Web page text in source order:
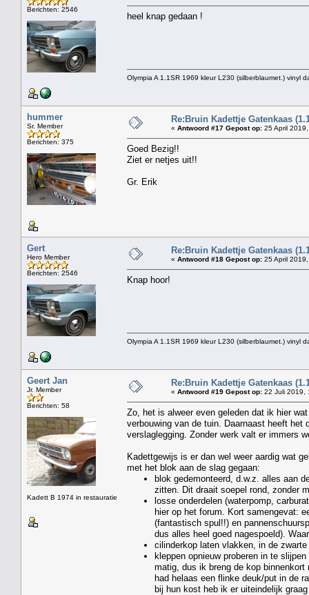
Berichten: 2546
heel knap gedaan !
Olympia A 1.1SR 1969 kleur L230 (silberblaumet.) vinyl
hummer
Sr. Member
Berichten: 375
Re:Bruin Kadettje Gatenkaas
« Antwoord #17 Gepost op: 25 April
Goed Bezig!!
Ziet er netjes uit!!
Gr. Erik
Gert
Hero Member
Berichten: 2546
Re:Bruin Kadettje Gatenkaas
« Antwoord #18 Gepost op: 25 April
Knap hoor!
Olympia A 1.1SR 1969 kleur L230 (silberblaumet.) vinyl
Geert Jan
Jr. Member
Berichten: 58
Kadett B 1974 in restauratie
Re:Bruin Kadettje Gatenkaas
« Antwoord #19 Gepost op: 22 Juli 2019,
Zo, het is alweer even geleden dat ik hier
verbouwing van de tuin. Daarnaast heeft het
verslaglegging. Zonder werk valt er immers
Kadettgewijs is er dan wel weer aardig wat
met het blok aan de slag gegaan:
blok gedemonteerd, d.w.z. alles aan
zitten. Dit draait soepel rond, zonder
losse onderdelen (waterpomp,
hier op het forum. Kort samengevat:
(fantastisch spul!!) en
dus alles heel goed nagespoeld).
cilinderkop laten vlakken, in de
kleppen opnieuw proberen in te
matig, dus ik breng de kop
had helaas een flinke deuk/put in de
bij hun kost heb ik er uiteindelijk